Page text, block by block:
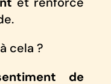
cela ?
de